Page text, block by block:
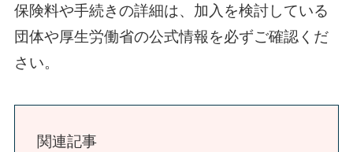
保険料や手続きの詳細は、加入を検討している
団体や厚生労働省の公式情報を必ずご確認くだ
さい。
関連記事